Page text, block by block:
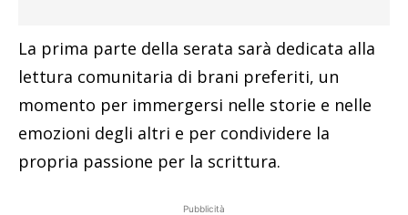
La prima parte della serata sarà dedicata alla
lettura comunitaria di brani preferiti, un
momento per immergersi nelle storie e nelle
emozioni degli altri e per condividere la
propria passione per la scrittura.
Pubblicità